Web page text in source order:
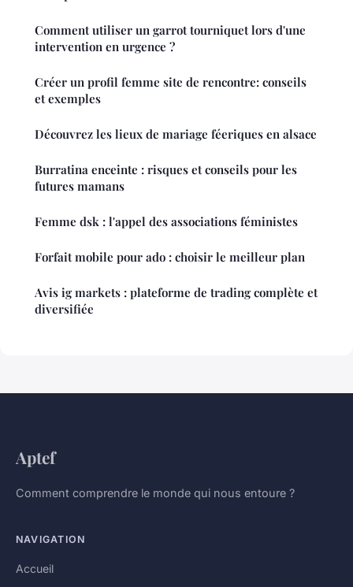
Comment utiliser un garrot tourniquet lors d'une
intervention en urgence ?
Créer un profil femme site de rencontre: conseils
et exemples
Découvrez les lieux de mariage féeriques en alsace
Burratina enceinte : risques et conseils pour les
futures mamans
Femme dsk : l'appel des associations féministes
Forfait mobile pour ado : choisir le meilleur plan
Avis ig markets : plateforme de trading complète et
diversifiée
Aptef
Comment comprendre le monde qui nous entoure ?
NAVIGATION
Accueil